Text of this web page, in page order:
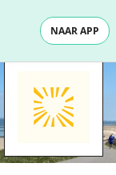
NAAR APP